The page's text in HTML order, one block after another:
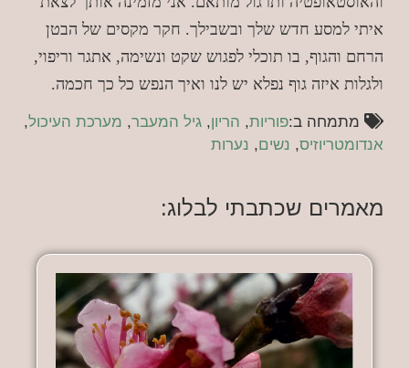
איתי למסע חדש שלך ובשבילך. חקר מקסים של הבטן
הרחם והגוף, בו תוכלי לפגוש שקט ונשימה, אתגר וריפוי,
ולגלות איזה גוף נפלא יש לנו ואיך הנפש כל כך חכמה.
מתמחה ב:פוריות, הריון,גיל המעבר, מערכת העיכול,
אנדומטריוזיס, נשים, נערות
מאמרים שכתבתי לבלוג: